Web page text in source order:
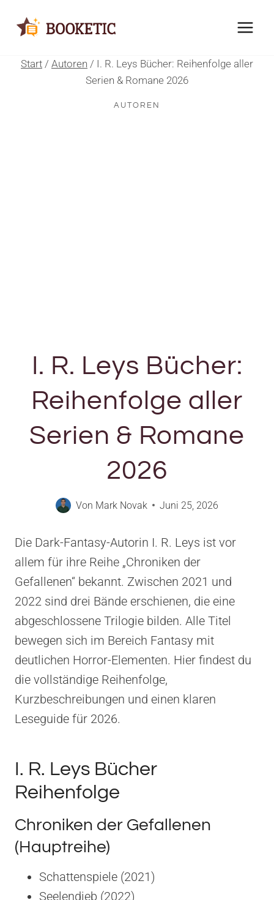
Inhalt
Start / Autoren / I. R. Leys Bücher: Reihenfolge aller
Serien & Romane 2026
AUTOREN
I. R. Leys Bücher:
Reihenfolge aller
Serien & Romane
2026
Von Mark Novak Juni 25, 2026
Die Dark-Fantasy-Autorin I. R. Leys ist vor
allem für ihre Reihe „Chroniken der
Gefallenen“ bekannt. Zwischen 2021 und
2022 sind drei Bände erschienen, die eine
abgeschlossene Trilogie bilden. Alle Titel
bewegen sich im Bereich Fantasy mit
deutlichen Horror-Elementen. Hier findest du
die vollständige Reihenfolge,
Kurzbeschreibungen und einen klaren
Leseguide für 2026.
I. R. Leys Bücher
Reihenfolge
Chroniken der Gefallenen
(Hauptreihe)
Schattenspiele (2021)
Seelendieb (2022)